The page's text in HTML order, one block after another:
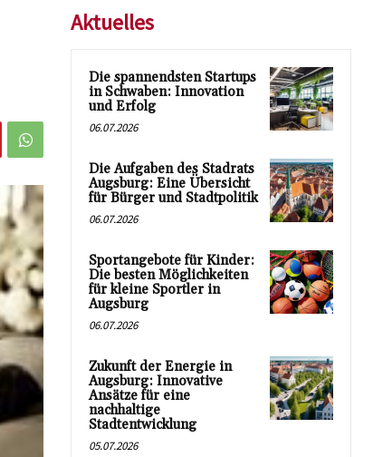
Aktuelles
Die spannendsten Startups
in Schwaben: Innovation
und Erfolg
06.07.2026
Die Aufgaben des Stadrats
Augsburg: Eine Übersicht
für Bürger und Stadtpolitik
06.07.2026
Sportangebote für Kinder:
Die besten Möglichkeiten
für kleine Sportler in
Augsburg
06.07.2026
Zukunft der Energie in
Augsburg: Innovative
Ansätze für eine
nachhaltige
Stadtentwicklung
05.07.2026